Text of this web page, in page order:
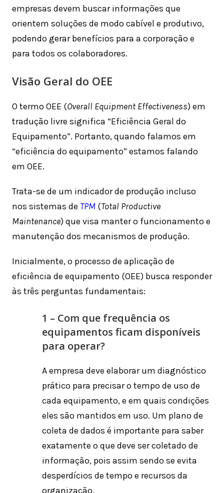
empresas devem buscar informações que
orientem soluções de modo cabível e produtivo,
podendo gerar benefícios para a corporação e
para todos os colaboradores.
Visão Geral do OEE
O termo OEE (Overall Equipment Effectiveness) em
tradução livre significa “Eficiência Geral do
Equipamento”. Portanto, quando falamos em
“eficiência do equipamento” estamos falando
em OEE.
Trata-se de um indicador de produção incluso
nos sistemas de TPM (Total Productive
Maintenance) que visa manter o funcionamento e
manutenção dos mecanismos de produção.
Inicialmente, o processo de aplicação de
eficiência de equipamento (OEE) busca responder
às três perguntas fundamentais:
1 – Com que frequência os
equipamentos ficam disponíveis
para operar?
A empresa deve elaborar um diagnóstico
prático para precisar o tempo de uso de
cada equipamento, e em quais condições
eles são mantidos em uso. Um plano de
coleta de dados é importante para saber
exatamente o que deve ser coletado de
informação, pois assim sendo se evita
desperdícios de tempo e recursos da
organização.